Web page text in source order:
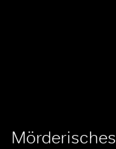
Mörderisches